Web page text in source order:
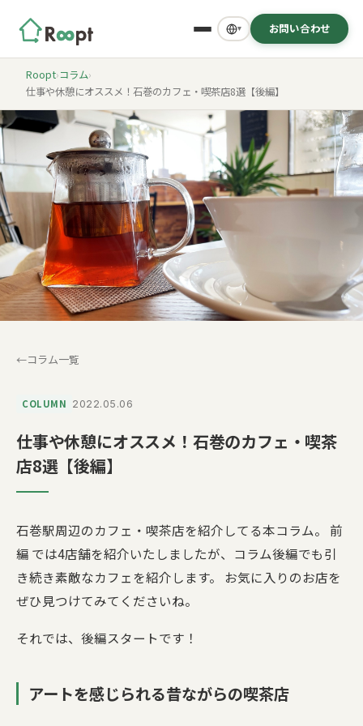
▾ お問い合わせ
Roopt›コラム›
仕事や休憩にオススメ！石巻のカフェ・喫茶店8選【後編】
コラム一覧
COLUMN 2022.05.06
仕事や休憩にオススメ！石巻のカフェ・喫茶
店8選【後編】
石巻駅周辺のカフェ・喫茶店を紹介してる本コラム。 前
編 では4店舗を紹介いたしましたが、コラム後編でも引
き続き素敵なカフェを紹介します。 お気に入りのお店を
ぜひ見つけてみてくださいね。
それでは、後編スタートです！
アートを感じられる昔ながらの喫茶店